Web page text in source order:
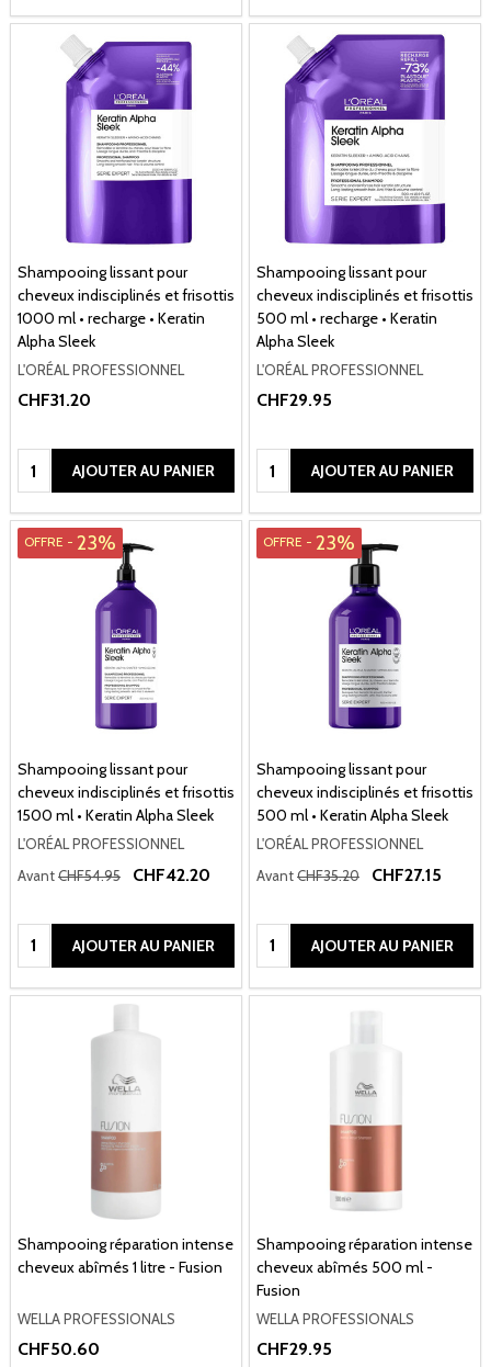
Shampooing lissant pour
cheveux indisciplinés et frisottis
1000 ml • recharge • Keratin
Alpha Sleek
L'ORÉAL PROFESSIONNEL
CHF31.20
Quantité:AJOUTER AU PANIER
Shampooing lissant pour
cheveux indisciplinés et frisottis
500 ml • recharge • Keratin
Alpha Sleek
L'ORÉAL PROFESSIONNEL
CHF29.95
Quantité:AJOUTER AU PANIER
OFFRE - 23%
Shampooing lissant pour
cheveux indisciplinés et frisottis
1500 ml • Keratin Alpha Sleek
L'ORÉAL PROFESSIONNEL
AvantCHF54.95 CHF42.20
Quantité:AJOUTER AU PANIER
OFFRE - 23%
Shampooing lissant pour
cheveux indisciplinés et frisottis
500 ml • Keratin Alpha Sleek
L'ORÉAL PROFESSIONNEL
AvantCHF35.20 CHF27.15
Quantité:AJOUTER AU PANIER
Shampooing réparation intense
cheveux abîmés 1 litre - Fusion
WELLA PROFESSIONALS
CHF50.60
Shampooing réparation intense
cheveux abîmés 500 ml -
Fusion
WELLA PROFESSIONALS
CHF29.95